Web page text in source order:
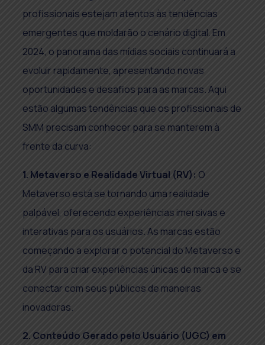
profissionais estejam atentos às tendências
emergentes que moldarão o cenário digital. Em
2024, o panorama das mídias sociais continuará a
evoluir rapidamente, apresentando novas
oportunidades e desafios para as marcas. Aqui
estão algumas tendências que os profissionais de
SMM precisam conhecer para se manterem à
frente da curva:
1. Metaverso e Realidade Virtual (RV): O
Metaverso está se tornando uma realidade
palpável, oferecendo experiências imersivas e
interativas para os usuários. As marcas estão
começando a explorar o potencial do Metaverso e
da RV para criar experiências únicas de marca e se
conectar com seus públicos de maneiras
inovadoras.
2. Conteúdo Gerado pelo Usuário (UGC) em